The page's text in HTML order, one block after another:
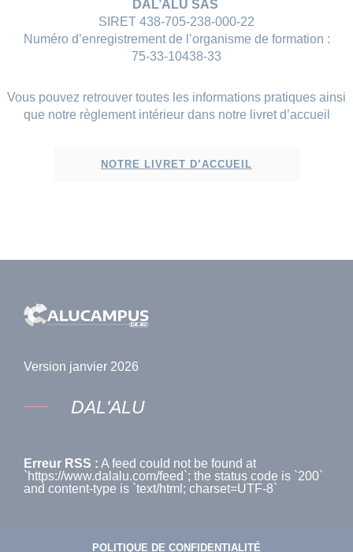
DAL’ALU SAS
SIRET 438-705-238-000-22
Numéro d’enregistrement de l’organisme de formation :
75-33-10438-33
Vous pouvez retrouver toutes les informations pratiques ainsi
que notre règlement intérieur dans notre livret d’accueil
NOTRE LIVRET D’ACCUEIL
Version janvier 2026
DAL'ALU
Erreur RSS : A feed could not be found at
`https://www.dalalu.com/feed`; the status code is `200`
and content-type is `text/html; charset=UTF-8`
POLITIQUE DE CONFIDENTIALITÉ